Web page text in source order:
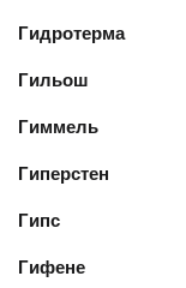
Гидротерма
Гильош
Гиммель
Гиперстен
Гипс
Гифене